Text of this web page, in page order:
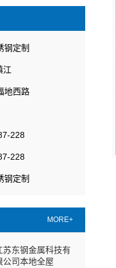
钢定制
江
地西路
228
228
钢定制
MORE+
苏东钢金属科技有
公司本地全屋